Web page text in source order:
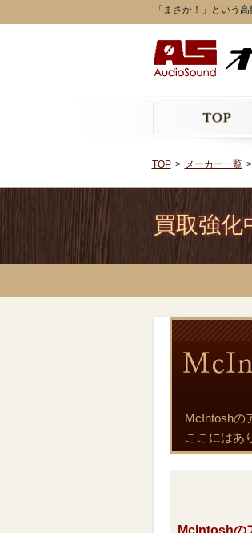
「まさか！」という
TOP メーカー一覧
買取強化
McIntoshの
ここにはあ
McIntoshの